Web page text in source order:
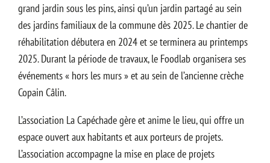
grand jardin sous les pins, ainsi qu’un jardin partagé au sein
des jardins familiaux de la commune dès 2025. Le chantier de
réhabilitation débutera en 2024 et se terminera au printemps
2025. Durant la période de travaux, le Foodlab organisera ses
événements « hors les murs » et au sein de l’ancienne crèche
Copain Câlin.
L’association La Capéchade gère et anime le lieu, qui offre un
espace ouvert aux habitants et aux porteurs de projets.
L’association accompagne la mise en place de projets